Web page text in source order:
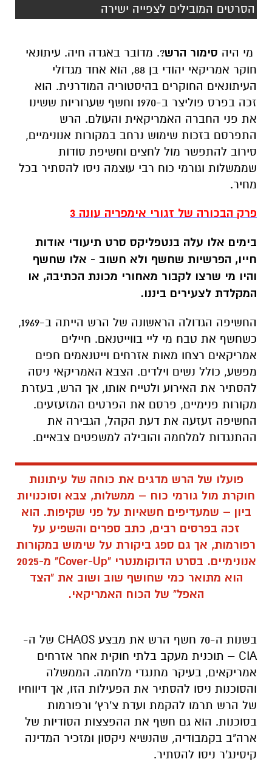
הסרטים המובילים לצפייה ישירה
מי היה סימור הרש?. מדובר באגדה חיה. עיתונאי
חוקר אמריקאי יהודי בן 88, הוא אחד מגדולי
העיתונאים החוקרים בהיסטוריה המודרנית. הוא
זכה בפרס פוליצר ב-1970 וחשף שערוריות ששינו
את פני החברה האמריקאית והעולם. הרש
התפרסם בזכות שימוש נרחב במקורות אנונימיים,
סירוב להתפשר מול לחצים וחשיפת סודות
שממשלות וגורמי כוח רבי עוצמה ניסו להסתיר בכל
מחיר.
פרק הבכורה של זגורי אימפריה עונה 3
בימים אלו עלה בנטפליקס סרט תיעודי אודות
חייו, הפרשיות שחשף ולא חשוב - אלו שחשף
והיו מי שרצו לקבור מאחורי מכונת הכתיבה, או
המקלדת לצעירים ביננו.
החשיפה הגדולה הראשונה של הרש הייתה ב-1969,
כשחשף את טבח מי ליי בווייטנאם. חיילים
אמריקאים רצחו מאות אזרחים וייטנאמים חפים
מפשע, כולל נשים וילדים. הצבא האמריקאי ניסה
להסתיר את האירוע ולטייח אותו, אך הרש, בעזרת
מקורות פנימיים, פרסם את הפרטים המזעזעים.
החשיפה זעזעה את דעת הקהל, הגבירה את
ההתנגדות למלחמה והובילה למשפטים צבאיים.
פועלו של הרש מדגים את כוחה של עיתונות
חוקרת מול גורמי כוח – ממשלות, צבא וסוכנויות
ביון – שמעדיפים חשאיות על פני שקיפות. הוא
זכה בפרסים רבים, כתב ספרים והשפיע על
רפורמות, אך גם ספג ביקורת על שימוש במקורות
אנונימיים. בסרט הדוקומנטרי "Cover-Up" מ-2025
הוא מתואר כמי שחושף שוב ושוב את "הצד
האפל" של הכוח האמריקאי.
בשנות ה-70 חשף הרש את מבצע CHAOS של ה-
CIA – תוכנית מעקב בלתי חוקית אחר אזרחים
אמריקאים, בעיקר מתנגדי מלחמה. הממשלה
והסוכנות ניסו להסתיר את הפעילות הזו, אך דיווחיו
של הרש תרמו להקמת ועדת צ'רץ' ורפורמות
בסוכנות. הוא גם חשף את ההפצצות הסודיות של
ארה"ב בקמבודיה, שהנשיא ניקסון ומזכיר המדינה
קיסינג'ר ניסו להסתיר.